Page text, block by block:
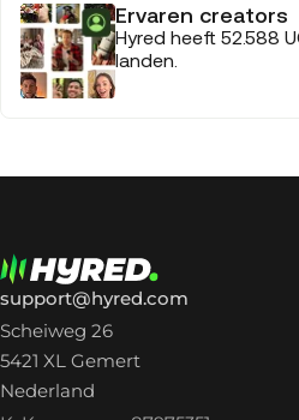
Ervaren creators
Hyred heeft 52.588
landen.
support@hyred.com
Scheiweg 26
5421 XL Gemert
Nederland